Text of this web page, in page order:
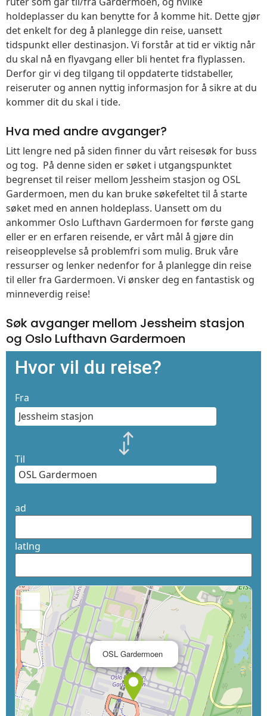
holdeplasser du kan benytte for å komme hit. Dette gjør
det enkelt for deg å planlegge din reise, uansett
tidspunkt eller destinasjon. Vi forstår at tid er viktig når
du skal nå en flyavgang eller bli hentet fra flyplassen.
Derfor gir vi deg tilgang til oppdaterte tidstabeller,
reiseruter og annen nyttig informasjon for å sikre at du
kommer dit du skal i tide.
Hva med andre avganger?
Litt lengre ned på siden finner du vårt reisesøk for buss
og tog. På denne siden er søket i utgangspunktet
begrenset til reiser mellom Jessheim stasjon og OSL
Gardermoen, men du kan bruke søkefeltet til å starte
søket med en annen holdeplass. Uansett om du
ankommer Oslo Lufthavn Gardermoen for første gang
eller er en erfaren reisende, er vårt mål å gjøre din
reiseopplevelse så problemfri som mulig. Bruk våre
ressurser og lenker nedenfor for å planlegge din reise
til eller fra Gardermoen. Vi ønsker deg en fantastisk og
minneverdig reise!
Søk avganger mellom Jessheim stasjon
og Oslo Lufthavn Gardermoen
Hvor vil du reise?
Fra
Til
ad
latlng
OSL Gardermoen